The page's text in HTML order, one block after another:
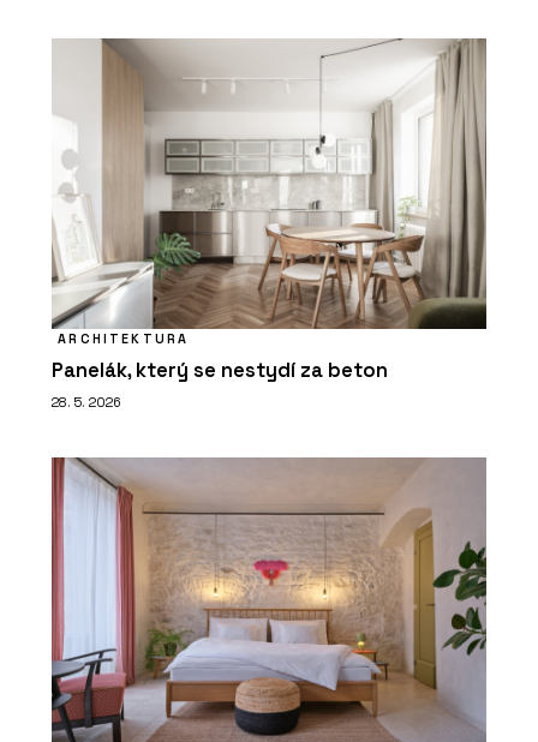
ARCHITEKTURA
Panelák, který se nestydí za beton
28. 5. 2026